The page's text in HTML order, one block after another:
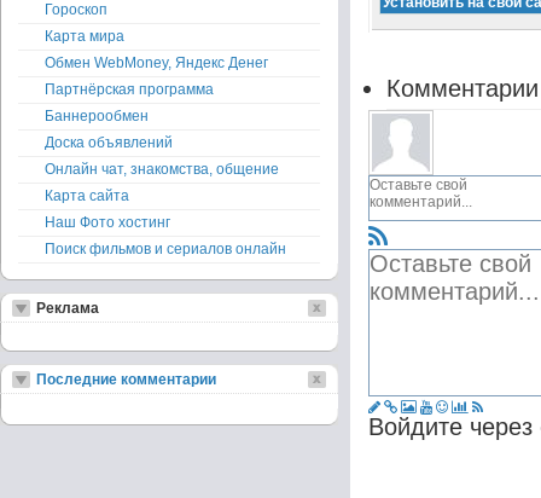
Войдите
Гороскоп
Карта мира
Обмен WebMoney, Яндекс Денег
Партнёрская программа
Баннерообмен
Доска объявлений
Онлайн чат, знакомства, общение
Карта сайта
Наш Фото хостинг
Поиск фильмов и сериалов онлайн
Реклама
Последние комментарии